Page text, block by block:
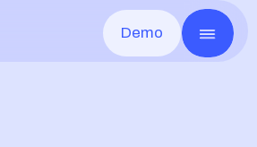
Demo GO